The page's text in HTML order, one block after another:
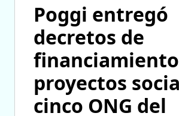
Poggi entregó
decretos de
proyectos
cinco ONG del